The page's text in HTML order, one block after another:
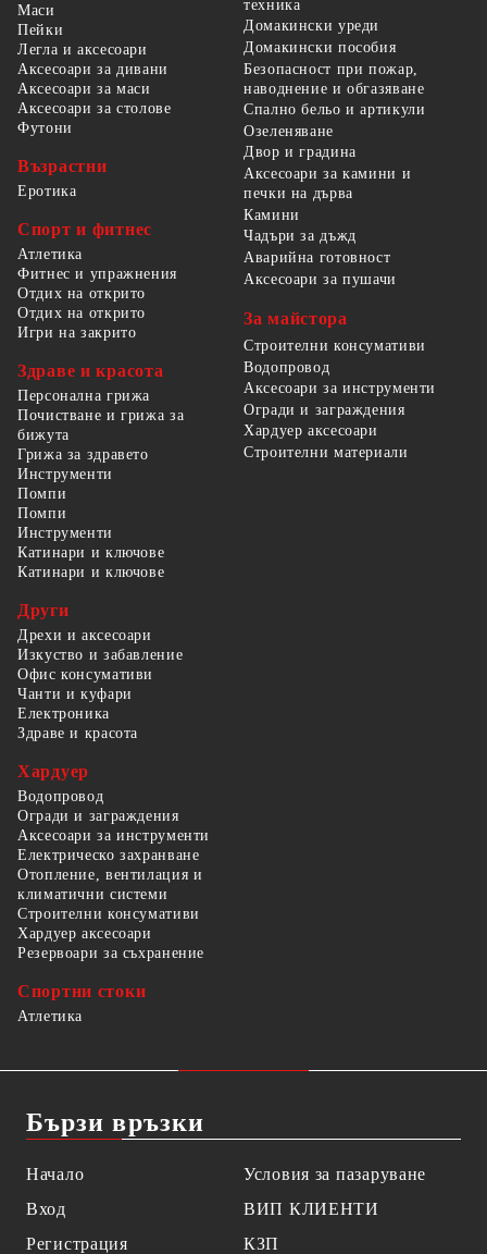
Маси
Пейки
Легла и аксесоари
Аксесоари за дивани
Аксесоари за маси
Аксесоари за столове
Футони
Възрастни
Еротика
Спорт и фитнес
Атлетика
Фитнес и упражнения
Отдих на открито
Отдих на открито
Игри на закрито
Здраве и красота
Персонална грижа
Почистване и грижа за
бижута
Грижа за здравето
техника
Домакински уреди
Домакински пособия
Безопасност при пожар,
наводнение и обгазяване
Спално бельо и артикули
Озеленяване
Двор и градина
Аксесоари за камини и
печки на дърва
Камини
Чадъри за дъжд
Аварийна готовност
Аксесоари за пушачи
За майстора
Строителни консумативи
Водопровод
Аксесоари за инструменти
Огради и заграждения
Хардуер аксесоари
Строителни материали
Инструменти
Помпи
Помпи
Инструменти
Катинари и ключове
Катинари и ключове
Други
Дрехи и аксесоари
Изкуство и забавление
Офис консумативи
Чанти и куфари
Електроника
Здраве и красота
Хардуер
Водопровод
Огради и заграждения
Аксесоари за инструменти
Електрическо захранване
Отопление, вентилация и
климатични системи
Строителни консумативи
Хардуер аксесоари
Резервоари за съхранение
Спортни стоки
Атлетика
Бързи връзки
Начало
Вход
Регистрация
Условия за пазаруване
ВИП КЛИЕНТИ
КЗП